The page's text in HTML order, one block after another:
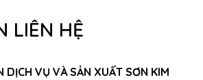
LIÊN HỆ
DỊCH VỤ VÀ SẢN XUẤT SƠN KIM